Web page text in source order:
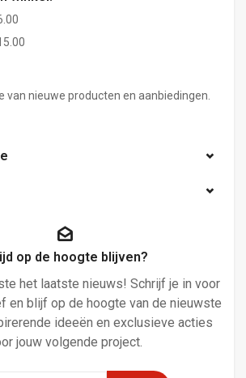
van nieuwe producten en aanbiedingen.
op de hoogte blijven?
het laatste nieuws! Schrijf je in voor
en blijf op de hoogte van de nieuwste
ideeën en exclusieve acties
jouw volgende project.